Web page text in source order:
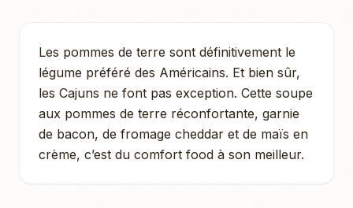
Les pommes de terre sont définitivement le
légume préféré des Américains. Et bien sûr,
les Cajuns ne font pas exception. Cette soupe
aux pommes de terre réconfortante, garnie
de bacon, de fromage cheddar et de maïs en
crème, c’est du comfort food à son meilleur.